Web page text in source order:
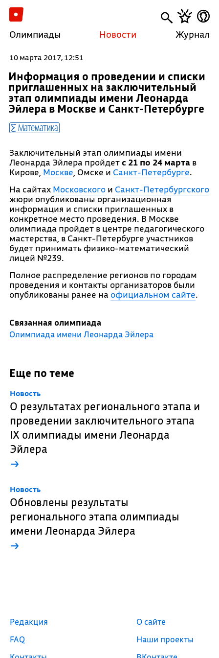
Олимпиады Новости Журнал
10 марта 2017, 12:51
Информация о проведении и списки
приглашенных на заключительный
этап олимпиады имени Леонарда
Эйлера в Москве и Санкт-Петербурге
Математика
Заключительный этап олимпиады имени
Леонарда Эйлера пройдетс 21 по 24 мартав
Кирове, Москве, Омске и Санкт-Петербурге.
На сайтах Московскогои Санкт-Петербургского
жюри опубликованы организационная
информация и списки приглашенных в
конкретное место проведения. В Москве
олимпиада пройдет в центре педагогического
мастерства, в Санкт-Петербурге участников
будет принимать физико-математический
лицей №239.
Полное распределение регионов по городам
проведения и контакты организаторов были
опубликованы ранее на официальном сайте.
Связанная олимпиада
Олимпиада имени Леонарда Эйлера
Еще по теме
Новость
О результатах регионального этапа и
проведении заключительного этапа
IX олимпиады имени Леонарда
Эйлера
→
Новость
Обновлены результаты
регионального этапа олимпиады
имени Леонарда Эйлера
→
Редакция
FAQ
О сайте
Наши проекты